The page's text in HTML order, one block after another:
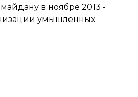
в ноябре 2013 -
умышленных